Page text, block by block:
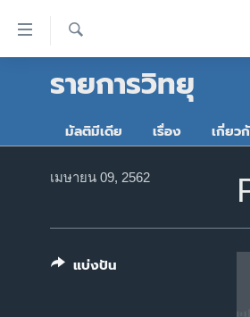
เนื้อหา
หน้าหลัก
เอเชีย
สหรัฐฯ
วิทยาศาสตร์
รายการวิทยุ
มัลติมีเดีย เรื่อง เกี่ยว
เมษายน 09, 2562
แบ่งปัน